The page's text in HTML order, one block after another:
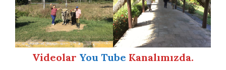
Videolar You Tube Kanalımızda.